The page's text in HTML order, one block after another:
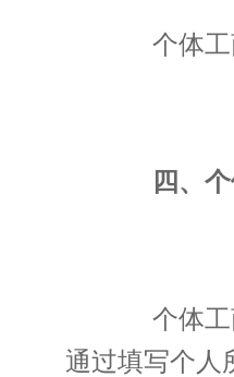
个体工商
四、个体
个体工商
通过填写个人